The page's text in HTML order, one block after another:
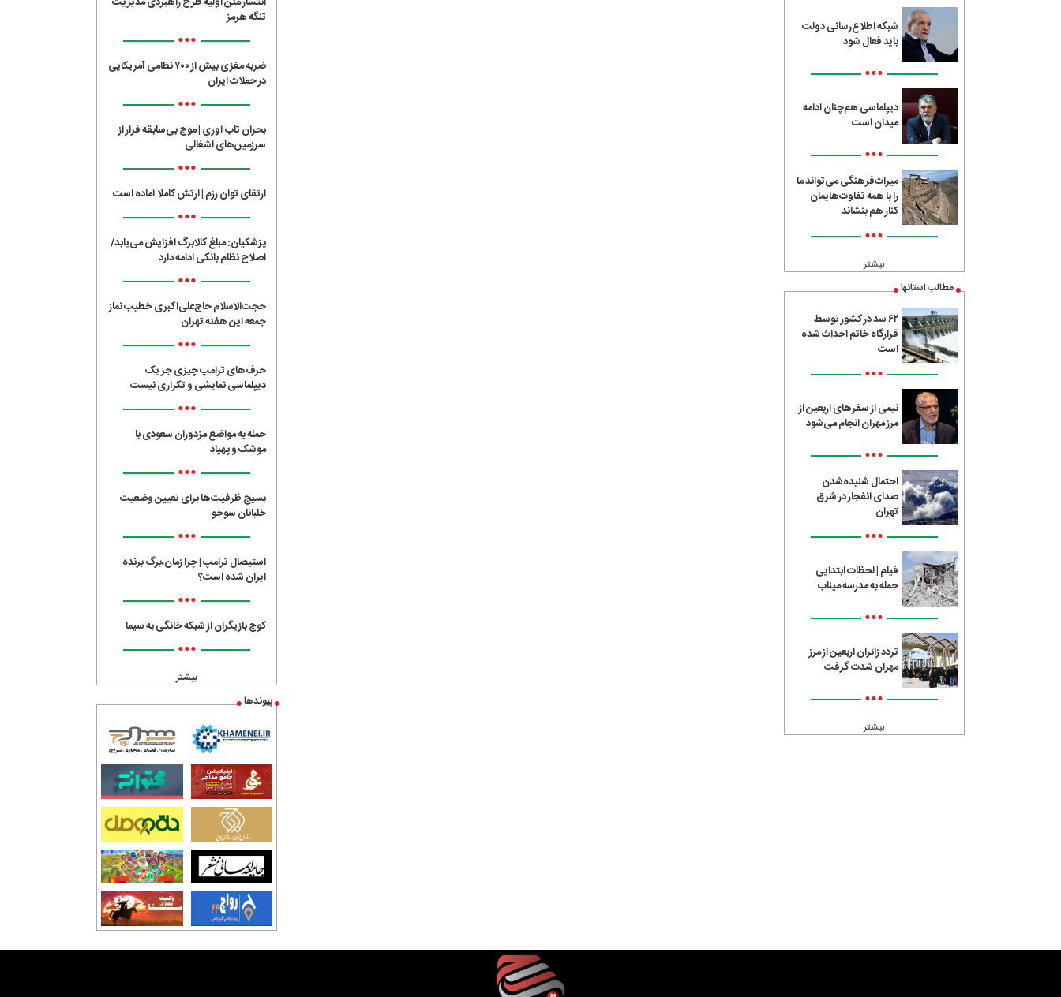
شبکه اطلاع‌رسانی دولت
باید فعال شود
•••
دیپلماسی هم‌چنان ادامه
میدان است
•••
میراث‌فرهنگی می‌تواند ما
را با همه تفاوت‌هایمان
کنار هم بنشاند
•••
بیشتر
مطالب استانها
۶۲ سد در کشور توسط
قرارگاه خاتم احداث شده
است
•••
نیمی از سفرهای اربعین از
مرز مهران انجام می‌شود
•••
احتمال شنیده‌شدن
صدای انفجار در شرق
تهران
•••
فیلم | لحظات ابتدایی
حمله به مدرسه میناب
•••
تردد زائران اربعین از مرز
مهران شدت گرفت
•••
بیشتر
تنگه هرمز
•••
ضربه مغزی بیش از ۷۰۰ نظامی آمریکایی
در حملات ایران
•••
بحران تاب آوری | موج بی‌سابقه فرار از
سرزمین‌های اشغالی
•••
ارتقای توان رزم | ارتش کاملا آماده است
•••
پزشکیان: مبلغ کالابرگ افزایش می‌یابد/
اصلاح نظام بانکی ادامه دارد
•••
حجت‌الاسلام حاج‌علی‌اکبری خطیب نماز
جمعه این هفته تهران
•••
حرف‌های ترامپ چیزی جز یک
دیپلماسی نمایشی و تکراری نیست
•••
حمله به مواضع مزدوران سعودی با
موشک و پهپاد
•••
بسیج ظرفیت‌ها برای تعیین وضعیت
خلبانان سوخو
•••
استیصال ترامپ | چرا زمان،برگ برنده
ایران شده است؟
•••
کوچ بازیگران از شبکه خانگی به سیما
•••
بیشتر
پیوندها